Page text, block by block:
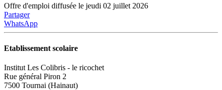
Offre d'emploi diffusée le jeudi 02 juillet 2026
Partager
WhatsApp
Etablissement scolaire
Institut Les Colibris - le ricochet
Rue général Piron 2
7500 Tournai (Hainaut)